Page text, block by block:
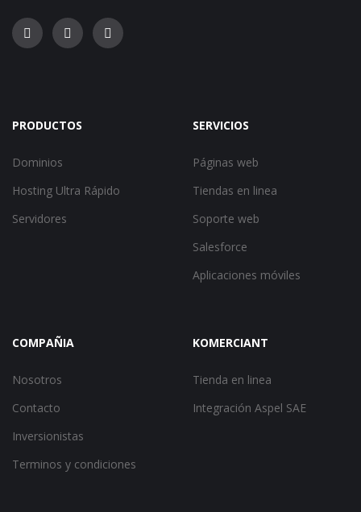
PRODUCTOS
Dominios
Hosting Ultra Rápido
Servidores
SERVICIOS
Páginas web
Tiendas en linea
Soporte web
Salesforce
Aplicaciones móviles
COMPAÑIA
Nosotros
Contacto
Inversionistas
Terminos y condiciones
KOMERCIANT
Tienda en linea
Integración Aspel SAE